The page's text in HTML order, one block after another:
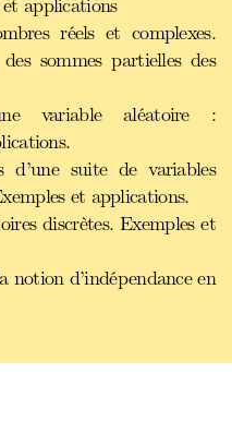
et applications
réels et complexes.
sommes partielles des
variable aléatoire :
d’une suite de variables
et applications.
discrètes. Exemples et
d’indépendance en